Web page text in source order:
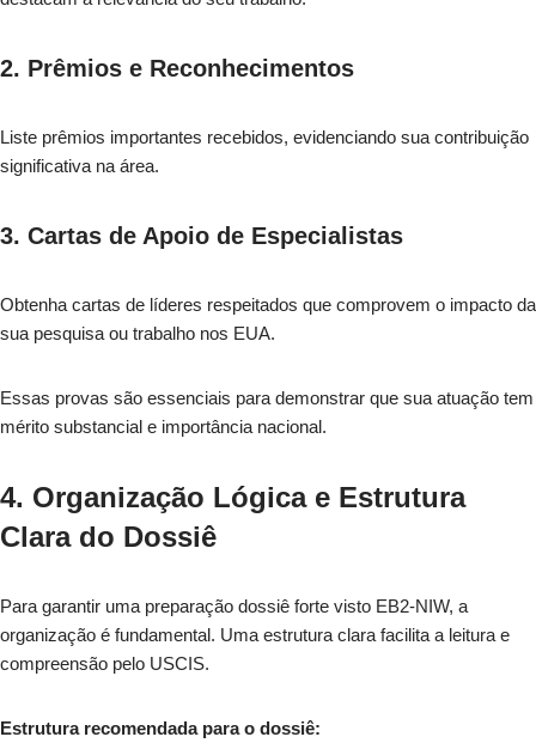
2. Prêmios e Reconhecimentos
Liste prêmios importantes recebidos, evidenciando sua contribuição
significativa na área.
3. Cartas de Apoio de Especialistas
Obtenha cartas de líderes respeitados que comprovem o impacto da
sua pesquisa ou trabalho nos EUA.
Essas provas são essenciais para demonstrar que sua atuação tem
mérito substancial e importância nacional.
4. Organização Lógica e Estrutura
Clara do Dossiê
Para garantir uma preparação dossiê forte visto EB2-NIW, a
organização é fundamental. Uma estrutura clara facilita a leitura e
compreensão pelo USCIS.
Estrutura recomendada para o dossiê: